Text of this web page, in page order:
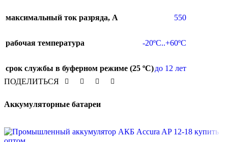
максимальный ток разряда, A 550
рабочая температура -20ºC..+60ºC
срок службы в буферном режиме (25 ºC)до 12 лет
ПОДЕЛИТЬСЯ
Аккумуляторные батареи